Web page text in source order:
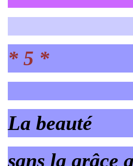
* 5 *
La beauté
sans la grâce